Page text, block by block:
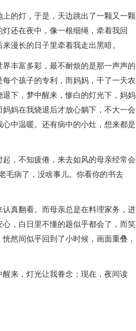
的灯，于是，天边跳出了一颗又一颗
还在夜中，像一根细绳，牵着我回
漫长的日子里牵着我走出黑暗。
丰富多彩，最不耐烦的是那一声声的
个孩子的专利，而妈妈，干了一天农
下，梦中醒来，惨白的灯光下，妈妈
妈在我烧退后才放心躺下，不大一会
中温暖。还有病中的小灶，想来都是
，不知疲倦，来去如风的母亲经常会
毛病了，没啥事儿。你看你的书去
真翻看。而母亲总是在料理家务，进
，白日里不懂的题似乎都会了，而笑
然间似乎回到了小时候，画面重叠，
来，灯光让我眷念；现在，夜间读